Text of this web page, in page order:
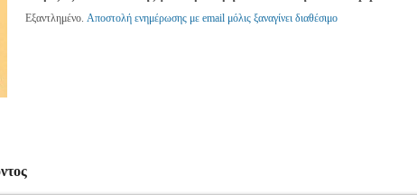
Εξαντλημένο. Αποστολή ενημέρωσης με email μόλις ξαναγίνει διαθέσιμο